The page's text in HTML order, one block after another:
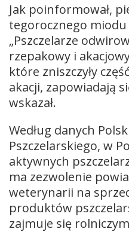
Jak poinformował,
tegorocznego miodu
„Pszczelarze
rzepakowy i
które zniszczyły
akacji, zapowiadają
wskazał.
Według danych
Pszczelarskiego, w
aktywnych
ma zezwolenie
weterynarii na
produktów
zajmuje się